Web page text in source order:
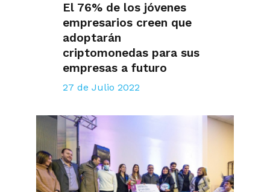
El 76% de los jóvenes
empresarios creen que
adoptarán
criptomonedas para sus
empresas a futuro
27 de Julio 2022